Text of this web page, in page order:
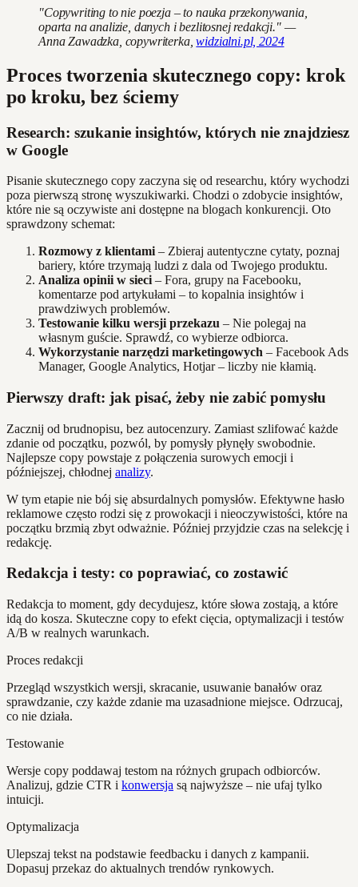
"Copywriting to nie poezja – to nauka przekonywania,
oparta na analizie, danych i bezlitosnej redakcji." —
Anna Zawadzka, copywriterka,widzialni.pl, 2024
Proces tworzenia skutecznego copy: krok
po kroku, bez ściemy
Research: szukanie insightów, których nie znajdziesz
w Google
Pisanie skutecznego copy zaczyna się od researchu, który wychodzi
poza pierwszą stronę wyszukiwarki. Chodzi o zdobycie insightów,
które nie są oczywiste ani dostępne na blogach konkurencji. Oto
sprawdzony schemat:
Rozmowy z klientami – Zbieraj autentyczne cytaty, poznaj
bariery, które trzymają ludzi z dala od Twojego produktu.
Analiza opinii w sieci – Fora, grupy na Facebooku,
komentarze pod artykułami – to kopalnia insightów i
prawdziwych problemów.
Testowanie kilku wersji przekazu – Nie polegaj na
własnym guście. Sprawdź, co wybierze odbiorca.
Wykorzystanie narzędzi marketingowych – Facebook Ads
Manager, Google Analytics, Hotjar – liczby nie kłamią.
Pierwszy draft: jak pisać, żeby nie zabić pomysłu
Zacznij od brudnopisu, bez autocenzury. Zamiast szlifować każde
zdanie od początku, pozwól, by pomysły płynęły swobodnie.
Najlepsze copy powstaje z połączenia surowych emocji i
późniejszej, chłodnej analizy.
W tym etapie nie bój się absurdalnych pomysłów. Efektywne hasło
reklamowe często rodzi się z prowokacji i nieoczywistości, które na
początku brzmią zbyt odważnie. Później przyjdzie czas na selekcję i
redakcję.
Redakcja i testy: co poprawiać, co zostawić
Redakcja to moment, gdy decydujesz, które słowa zostają, a które
idą do kosza. Skuteczne copy to efekt cięcia, optymalizacji i testów
A/B w realnych warunkach.
Proces redakcji
Przegląd wszystkich wersji, skracanie, usuwanie banałów oraz
sprawdzanie, czy każde zdanie ma uzasadnione miejsce. Odrzucaj,
co nie działa.
Testowanie
Wersje copy poddawaj testom na różnych grupach odbiorców.
Analizuj, gdzie CTR i konwersja są najwyższe – nie ufaj tylko
intuicji.
Optymalizacja
Ulepszaj tekst na podstawie feedbacku i danych z kampanii.
Dopasuj przekaz do aktualnych trendów rynkowych.